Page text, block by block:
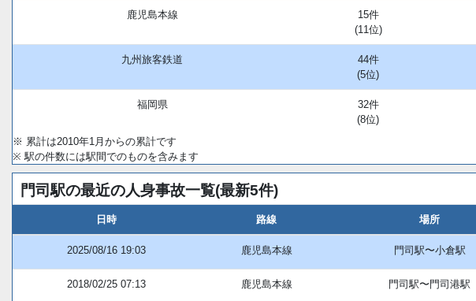
鹿児島本線
15件
(11位)
九州旅客鉄道
44件
(5位)
福岡県
32件
(8位)
※ 累計は2010年1月からの累計です
※ 駅の件数には駅間でのものを含みます
門司駅の最近の人身事故一覧(最新5件)
日時 路線 場所
2025/08/16 19:03 鹿児島本線 門司駅〜小倉駅
2018/02/25 07:13 鹿児島本線 門司駅〜門司港駅